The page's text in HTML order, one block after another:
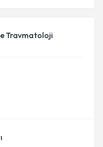
Travmatoloji